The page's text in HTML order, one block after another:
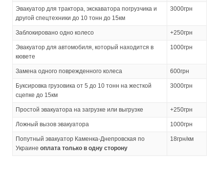
Эвакуатор для трактора, экскаватора погрузчика и
другой спецтехники до 10 тонн до 15км
3000грн
Заблокировано одно колесо +250грн
Эвакуатор для автомобиля, который находится в
кювете
1000грн
Замена одного поврежденного колеса 600грн
Буксировка грузовика от 5 до 10 тонн на жесткой
сцепке до 15км
3000грн
Простой эвакуатора на загрузке или выгрузке +250грн
Ложный вызов эвакуатора 1000грн
Попутный эвакуатор Каменка-Днепровская по
Украине оплата только в одну сторону
18грн/км